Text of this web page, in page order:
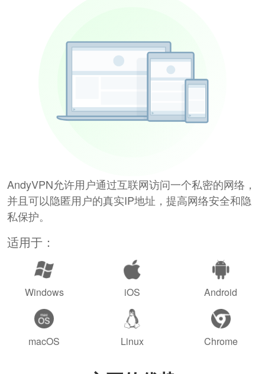
AndyVPN允许用户通过互联网访问一个私密的网络，
并且可以隐匿用户的真实IP地址，提高网络安全和隐
私保护。
适用于：
Windows iOS Android
macOS Linux Chrome